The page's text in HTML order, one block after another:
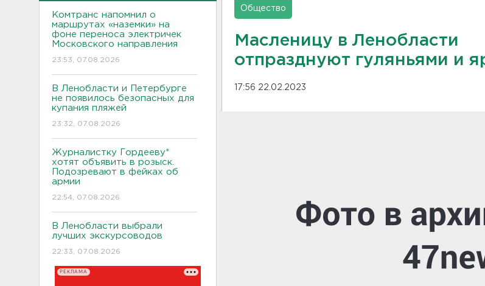
Комтранс напомнил о
маршрутах «наземки» на
фоне переноса электричек
Московского направления
23:53, 07.08.2026
В Ленобласти и Петербурге
не появилось безопасных для
купания пляжей
23:32, 07.08.2026
Журналистку Гордееву*
хотят объявить в розыск.
Подозревают в фейках об
армии
22:54, 07.08.2026
В Ленобласти выбрали
лучших экскурсоводов
22:33, 07.08.2026
РЕКЛАМА
Общество
Масленицу в Ленобласти
отпразднуют гуляньями и
17:56 22.02.2023